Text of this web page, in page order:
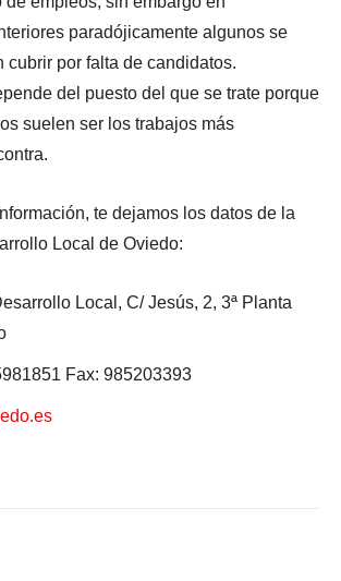
paradójicamente algunos se
cubrir por falta de candidatos.
del puesto del que se trate porque
suelen ser los trabajos más
te dejamos los datos de la
Local de Oviedo:
Local, C/ Jesús, 2, 3ª Planta
Fax: 985203393